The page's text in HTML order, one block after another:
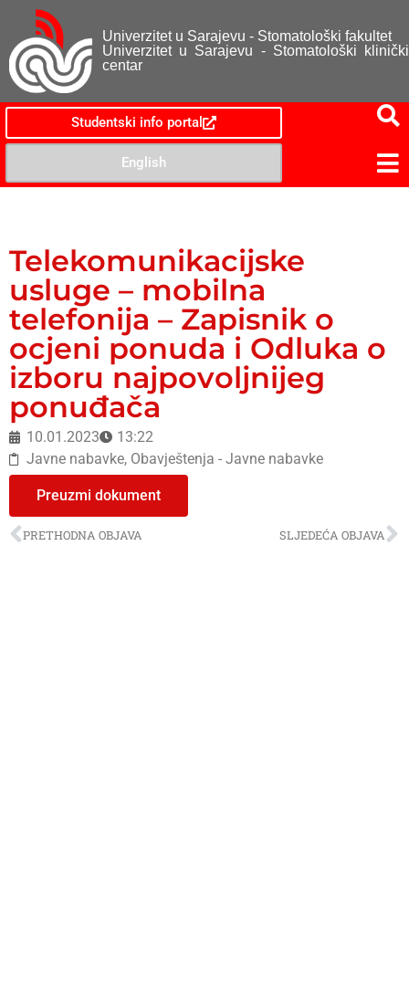
Univerzitet u Sarajevu - Stomatološki fakultet
Univerzitet u Sarajevu - Stomatološki klinički
centar
Studentski info portal
English
Telekomunikacijske
usluge – mobilna
telefonija – Zapisnik o
ocjeni ponuda i Odluka o
izboru najpovoljnijeg
ponuđača
10.01.2023
13:22
Javne nabavke, Obavještenja - Javne nabavke
Preuzmi dokument
PRETHODNA OBJAVA SLJEDEĆA OBJAVA